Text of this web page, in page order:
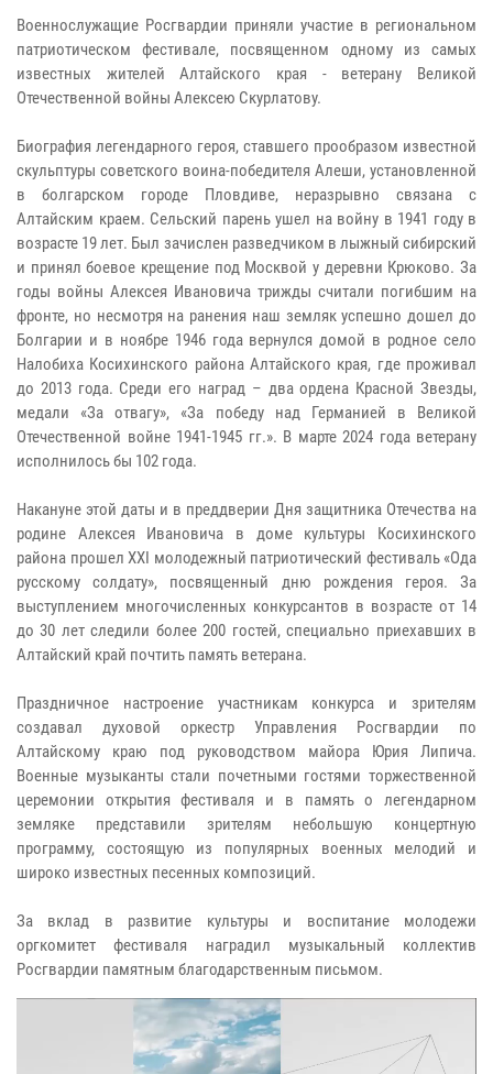
Военнослужащие Росгвардии приняли участие в региональном
патриотическом фестивале, посвященном одному из самых
известных жителей Алтайского края - ветерану Великой
Отечественной войны Алексею Скурлатову.
Биография легендарного героя, ставшего прообразом известной
скульптуры советского воина-победителя Алеши, установленной
в болгарском городе Пловдиве, неразрывно связана с
Алтайским краем. Сельский парень ушел на войну в 1941 году в
возрасте 19 лет. Был зачислен разведчиком в лыжный сибирский
и принял боевое крещение под Москвой у деревни Крюково. За
годы войны Алексея Ивановича трижды считали погибшим на
фронте, но несмотря на ранения наш земляк успешно дошел до
Болгарии и в ноябре 1946 года вернулся домой в родное село
Налобиха Косихинского района Алтайского края, где проживал
до 2013 года. Среди его наград – два ордена Красной Звезды,
медали «За отвагу», «За победу над Германией в Великой
Отечественной войне 1941-1945 гг.». В марте 2024 года ветерану
исполнилось бы 102 года.
Накануне этой даты и в преддверии Дня защитника Отечества на
родине Алексея Ивановича в доме культуры Косихинского
района прошел XXI молодежный патриотический фестиваль «Ода
русскому солдату», посвященный дню рождения героя. За
выступлением многочисленных конкурсантов в возрасте от 14
до 30 лет следили более 200 гостей, специально приехавших в
Алтайский край почтить память ветерана.
Праздничное настроение участникам конкурса и зрителям
создавал духовой оркестр Управления Росгвардии по
Алтайскому краю под руководством майора Юрия Липича.
Военные музыканты стали почетными гостями торжественной
церемонии открытия фестиваля и в память о легендарном
земляке представили зрителям небольшую концертную
программу, состоящую из популярных военных мелодий и
широко известных песенных композиций.
За вклад в развитие культуры и воспитание молодежи
оргкомитет фестиваля наградил музыкальный коллектив
Росгвардии памятным благодарственным письмом.